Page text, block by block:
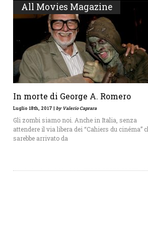
All Movies Magazine
In morte di George A. Romero
Luglio 18th, 2017 | by Valerio Caprara
Gli zombi siamo noi. Anche in Italia, senza
attendere il via libera dei “Cahiers du cinéma”
sarebbe arrivato da